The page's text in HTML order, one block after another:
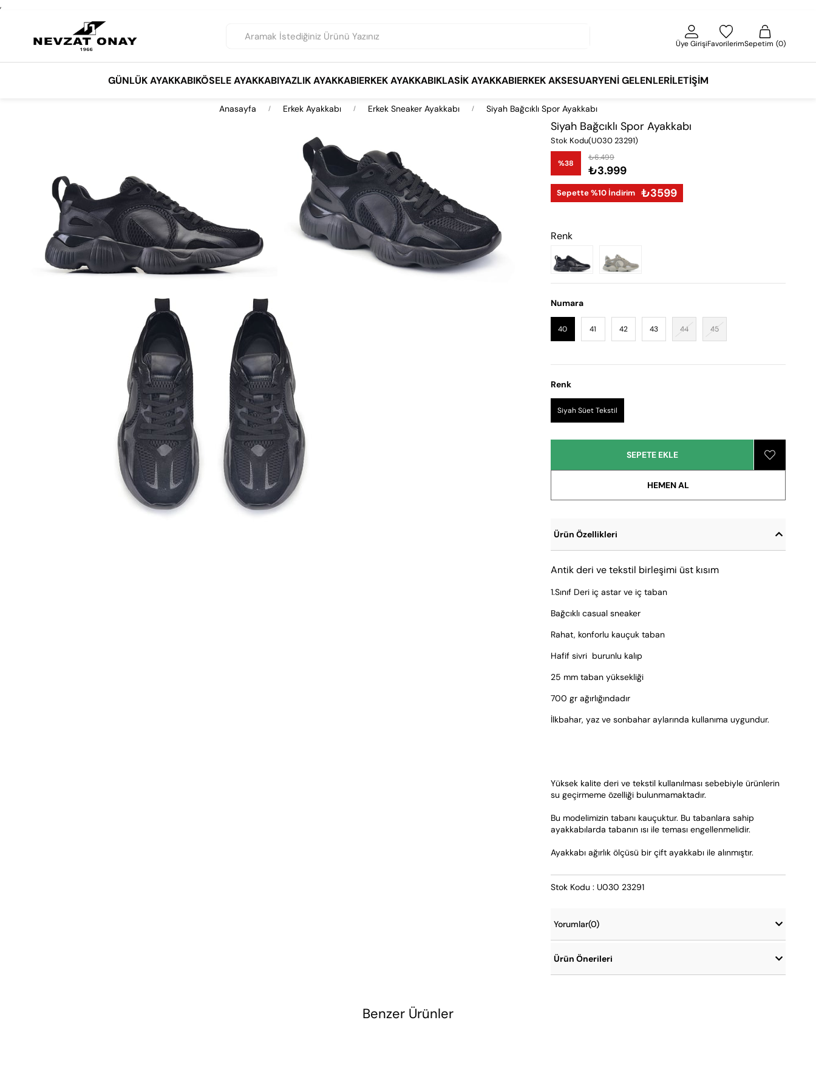
,
Üye GirişiFavorilerimSepetim 0
GÜNLÜK AYAKKABIKÖSELE AYAKKABIYAZLIK AYAKKABIERKEK AYAKKABIKLASIK AYAKKABIERKEK AKSESUARYENI GELENLERİLETIŞIM
Anasayfa Erkek Ayakkabı Erkek Sneaker Ayakkabı Siyah Bağcıklı Spor Ayakkabı
Siyah Bağcıklı Spor Ayakkabı
Stok Kodu(U030 23291)
%38
İndirim
₺6.499
₺3.999
Sepette %10 İndirim ₺3599
Renk
Numara
40 41 42 43 44 45
Renk
Siyah Süet Tekstil
Ürün Özellikleri
Antik deri ve tekstil birleşimi üst kısım
1.Sınıf Deri iç astar ve iç taban
Bağcıklı casual sneaker
Rahat, konforlu kauçuk taban
Hafif sivri  burunlu kalıp
25 mm taban yüksekliği
700 gr ağırlığındadır
İlkbahar, yaz ve sonbahar aylarında kullanıma uygundur.
Yüksek kalite deri ve tekstil kullanılması sebebiyle ürünlerin
su geçirmeme özelliği bulunmamaktadır.
Bu modelimizin tabanı kauçuktur. Bu tabanlara sahip
ayakkabılarda tabanın ısı ile teması engellenmelidir.
Ayakkabı ağırlık ölçüsü bir çift ayakkabı ile alınmıştır.
Stok Kodu : U030 23291
Yorumlar(0)
Ürün Önerileri
Benzer Ürünler